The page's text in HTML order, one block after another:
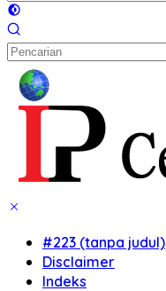
#223 (tanpa judul)
Disclaimer
Indeks